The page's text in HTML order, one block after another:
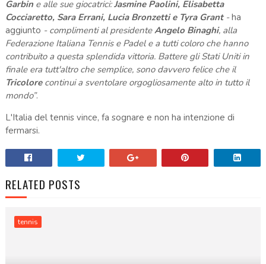
Garbine alle sue giocatrici:Jasmine Paolini, Elisabetta
Cocciaretto, Sara Errani, Lucia Bronzetti e Tyra Grant-ha
aggiunto - complimenti al presidenteAngelo Binaghi, alla
Federazione Italiana Tennis e Padel e a tutti coloro che hanno
contribuito a questa splendida vittoria. Battere gli Stati Uniti in
finale era tutt'altro che semplice, sono davvero felice che il
Tricolorecontinui a sventolare orgogliosamente alto in tutto il
mondo”.
L'Italia del tennis vince, fa sognare e non ha intenzione di
fermarsi.
RELATED POSTS
tennis